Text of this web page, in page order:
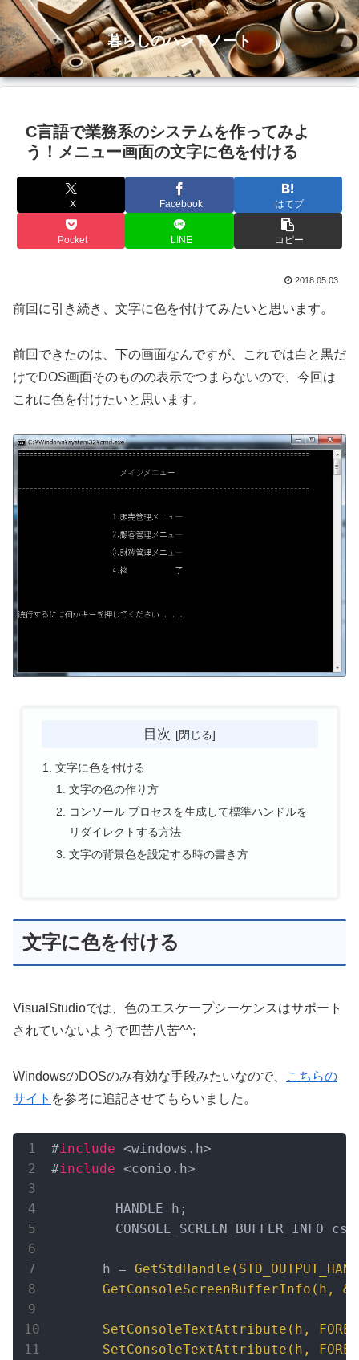
暮らしのハンドノート
C言語で業務系のシステムを作ってみよ
う！メニュー画面の文字に色を付ける
X Facebook はてブ
Pocket LINE コピー
2018.05.03
前回に引き続き、文字に色を付けてみたいと思います。
前回できたのは、下の画面なんですが、これでは白と黒だ
けでDOS画面そのものの表示でつまらないので、今回は
これに色を付けたいと思います。
目次
文字に色を付ける
文字の色の作り方
コンソール プロセスを生成して標準ハンドルを
リダイレクトする方法
文字の背景色を設定する時の書き方
文字に色を付ける
VisualStudioでは、色のエスケープシーケンスはサポート
されていないようで四苦八苦^^;
WindowsのDOSのみ有効な手段みたいなので、
こちらの
サイト を参考に追記させてもらいました。
#include <windows.h>
#include <conio.h>
h =
GetConsoleScreenBufferInfo( h , &
SetConsoleTextAttribute( h ,
SetConsoleTextAttribute( h ,